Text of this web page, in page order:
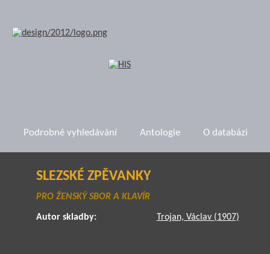
Podrobné vyhledávání Antologie O databázi
SLEZSKÉ ZPĚVANKY
PRO ŽENSKÝ SBOR A KLAVÍR
Autor skladby: Trojan, Václav (1907)